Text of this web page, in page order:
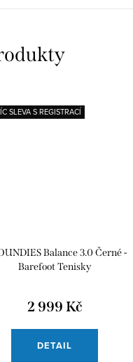
SLEVA S REGISTRACÍ
Balance 3.0 Černé -
Barefoot Tenisky
2 999 Kč
DETAIL